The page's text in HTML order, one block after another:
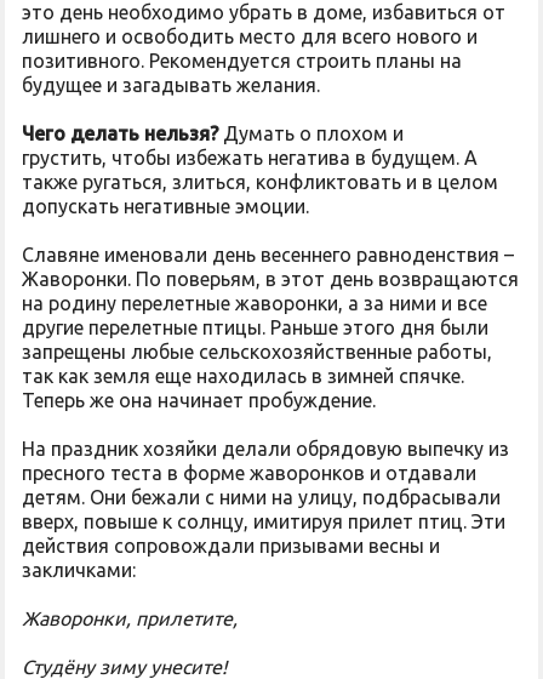
это день необходимо убрать в доме, избавиться от
лишнего и освободить место для всего нового и
позитивного. Рекомендуется строить планы на
будущее и загадывать желания.
Чего делать нельзя?Думать о плохом и
грустить, чтобы избежать негатива в будущем. А
также ругаться, злиться, конфликтовать и в целом
допускать негативные эмоции.
Славяне именовали день весеннего равноденствия –
Жаворонки. По поверьям, в этот день возвращаются
на родину перелетные жаворонки, а за ними и все
другие перелетные птицы. Раньше этого дня были
запрещены любые сельскохозяйственные работы,
так как земля еще находилась в зимней спячке.
Теперь же она начинает пробуждение.
На праздник хозяйки делали обрядовую выпечку из
пресного теста в форме жаворонков и отдавали
детям. Они бежали с ними на улицу, подбрасывали
вверх, повыше к солнцу, имитируя прилет птиц. Эти
действия сопровождали призывами весны и
закличками:
Жаворонки, прилетите,
Студёну зиму унесите!